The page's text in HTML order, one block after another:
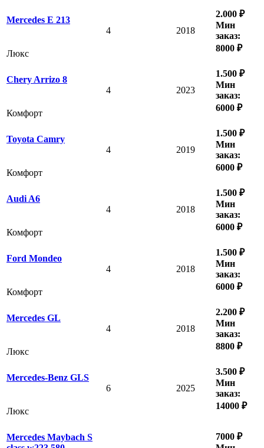
Mercedes E 213
Люкс
4 2018
2.000 ₽
Мин
заказ:
8000 ₽
Chery Arrizo 8
Комфорт
4 2023
1.500 ₽
Мин
заказ:
6000 ₽
Toyota Camry
Комфорт
4 2019
1.500 ₽
Мин
заказ:
6000 ₽
Audi A6
Комфорт
4 2018
1.500 ₽
Мин
заказ:
6000 ₽
Ford Mondeo
Комфорт
4 2018
1.500 ₽
Мин
заказ:
6000 ₽
Mercedes GL
Люкс
4 2018
2.200 ₽
Мин
заказ:
8800 ₽
Mercedes-Benz GLS
Люкс
6 2025
3.500 ₽
Мин
заказ:
14000 ₽
Mercedes Maybach S
7000 ₽